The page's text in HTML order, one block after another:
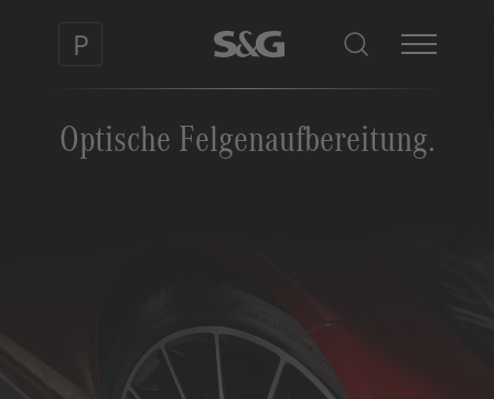
Optische Felgenaufbereitung.